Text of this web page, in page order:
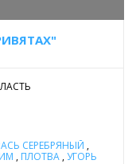
СЕРЕБРЯНЫЙ ,
, ПЛОТВА ,УГОРЬ